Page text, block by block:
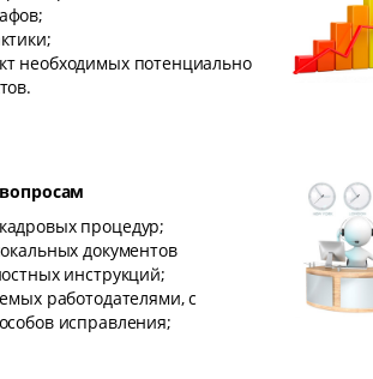
необходимых потенциально
процедур;
документов
инструкций;
работодателями, с
исправления;